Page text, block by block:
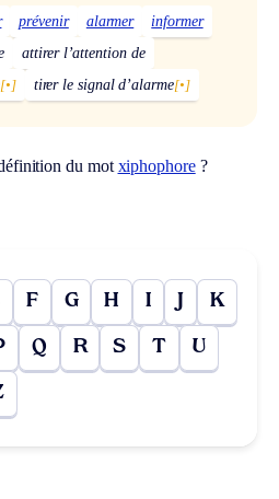
prévenir alarmer
informer
attirer l’attention de
[•] tirer le signal d’alarme[•]
du mot xiphophore?
F G H I J K
Q R S T U